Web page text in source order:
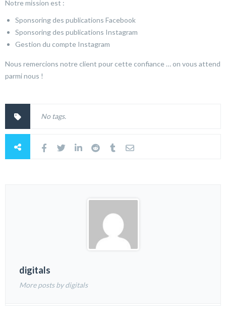
Notre mission est :
Sponsoring des publications Facebook
Sponsoring des publications Instagram
Gestion du compte Instagram
Nous remercions notre client pour cette confiance … on vous attend
parmi nous !
No tags.
digitals
More posts by digitals